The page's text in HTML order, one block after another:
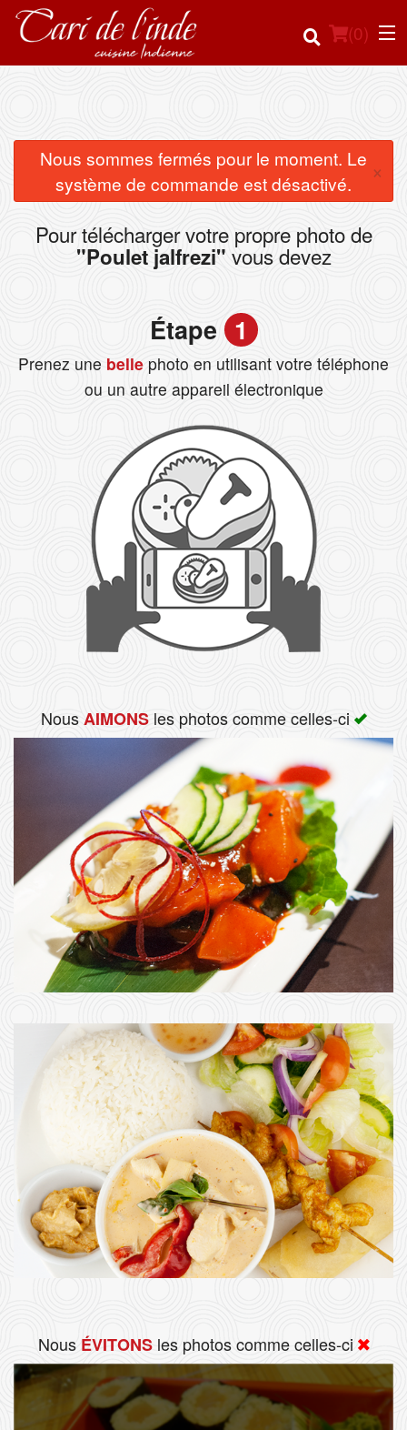
(0)
Commander en ligne
Emplacement
Français
Nous sommes fermés pour le moment. Le
système de commande est désactivé.
×
Pour télécharger votre propre photo de
"Poulet jalfrezi" vous devez
Étape 1
Prenez une belle photo en utilisant votre téléphone
ou un autre appareil électronique
NousAIMONSles photos comme celles-ci
Nous ÉVITONSles photos comme celles-ci